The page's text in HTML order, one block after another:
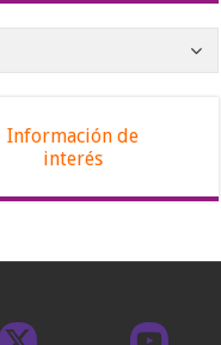
Información de
interés